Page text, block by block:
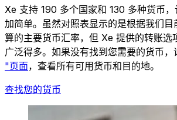
Xe 支持 190 多个国家和 130 多种货币
加简单。虽然对照表显示的是根据我们
算的主要货币汇率，但 Xe 提供的转账选
广泛得多。如果没有找到您需要的货币
"页面，查看所有可用货币和目的地。
查找您的货币